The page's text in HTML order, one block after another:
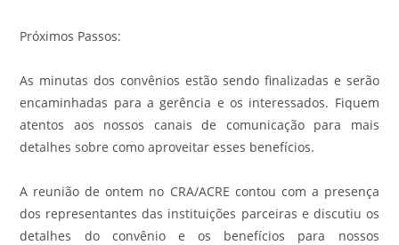
Próximos Passos:
As minutas dos convênios estão sendo finalizadas e serão
encaminhadas para a gerência e os interessados. Fiquem
atentos aos nossos canais de comunicação para mais
detalhes sobre como aproveitar esses benefícios.
A reunião de ontem no CRA/ACRE contou com a presença
dos representantes das instituições parceiras e discutiu os
detalhes do convênio e os benefícios para nossos